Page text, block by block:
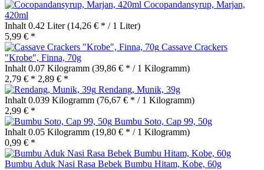
Cocopandansyrup, Marjan,
420ml
Inhalt 0.42 Liter(14,26 € * / 1 Liter)
5,99 € *
Cassave Crackers
"Krobe", Finna, 70g
Inhalt 0.07 Kilogramm (39,86 € * / 1 Kilogramm)
2,79 € * 2,89 € *
Rendang, Munik, 39g
Inhalt 0.039 Kilogramm (76,67 € * / 1 Kilogramm)
2,99 € *
Bumbu Soto, Cap 99, 50g
Inhalt 0.05 Kilogramm (19,80 € * / 1 Kilogramm)
0,99 € *
Bumbu Aduk Nasi Rasa Bebek Bumbu Hitam, Kobe, 60g